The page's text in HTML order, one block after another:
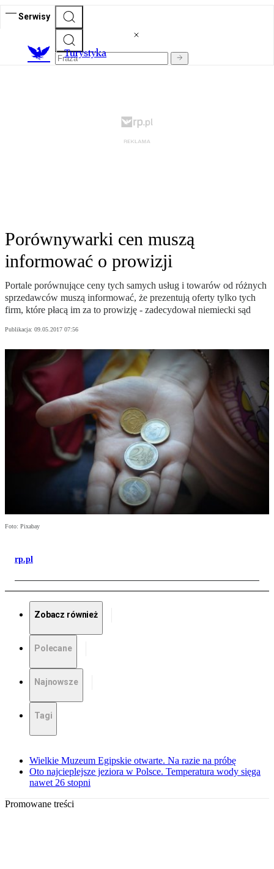
Serwisy
Turystyka
Porównywarki cen muszą
informować o prowizji
Portale porównujące ceny tych samych usług i towarów od różnych
sprzedawców muszą informować, że prezentują oferty tylko tych
firm, które płacą im za to prowizję - zadecydował niemiecki sąd
Publikacja: 09.05.2017 07:56
Foto: Pixabay
rp.pl
Zobacz również
Polecane
Najnowsze
Tagi
Wielkie Muzeum Egipskie otwarte. Na razie na próbę
Oto najcieplejsze jeziora w Polsce. Temperatura wody sięga
nawet 26 stopni
Promowane treści